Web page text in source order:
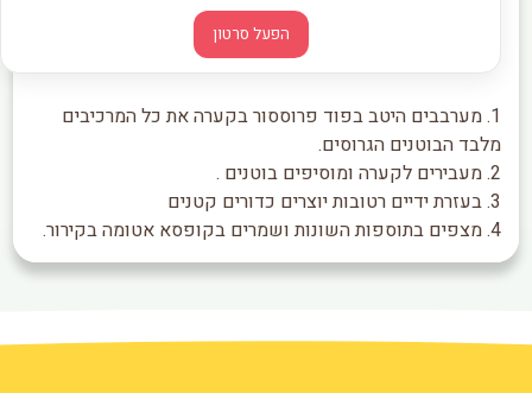
הפעל סרטון
1. מערבבים היטב בפוד פרוססור בקערה את כל המרכיבים
מלבד הבוטנים הגרוסים.
2. מעבירים לקערה ומוסיפים בוטנים .
3. בעזרת ידיים רטובות יוצרים כדורים קטנים
4. מצפים בתוספות השונות ושמרים בקופסא אטומה בקירור.